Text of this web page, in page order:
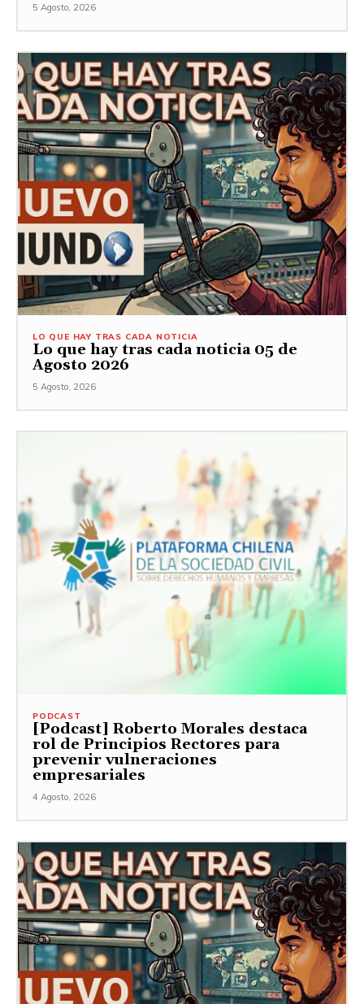
5 Agosto, 2026
LO QUE HAY TRAS CADA NOTICIA
Lo que hay tras cada noticia 05 de
Agosto 2026
5 Agosto, 2026
PODCAST
[Podcast] Roberto Morales destaca
rol de Principios Rectores para
prevenir vulneraciones
empresariales
4 Agosto, 2026